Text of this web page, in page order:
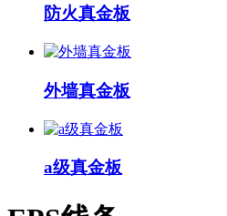
防火真金板
外墙真金板
a级真金板